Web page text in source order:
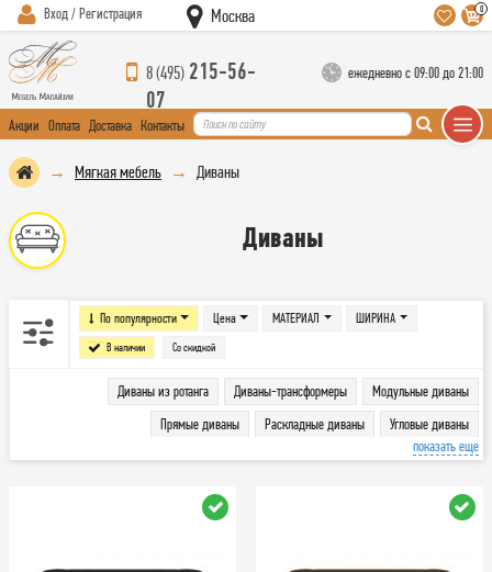
Вход / Регистрация Москва 0
8 (495) 215-56-
07
ежедневно с 09:00 до 21:00
Акции Оплата Доставка Контакты
Мягкая мебель Диваны
Диваны
По популярности Цена
В наличии Со скидкой
МАТЕРИАЛ ШИРИНА
Диваны из ротанга Диваны-трансформеры
Модульные диваны
Прямые диваны
Раскладные диваны
Угловые диваны
показать еще